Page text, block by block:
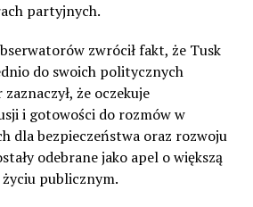
partyjnych.
zwrócił fakt, że Tusk
do swoich politycznych
że oczekuje
i gotowości do rozmów w
dla bezpieczeństwa oraz rozwoju
odebrane jako apel o większą
publicznym.